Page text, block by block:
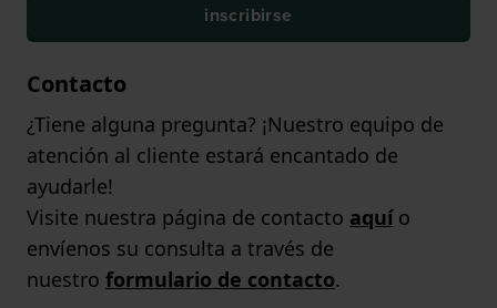
inscribirse
Contacto
¿Tiene alguna pregunta? ¡Nuestro equipo de
atención al cliente estará encantado de
ayudarle!
Visite nuestra página de contacto aquío
envíenos su consulta a través de
nuestro formulario de contacto.